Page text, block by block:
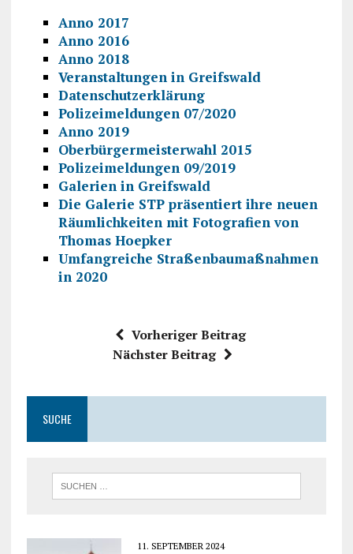
Anno 2017
Anno 2016
Anno 2018
Veranstaltungen in Greifswald
Datenschutzerklärung
Polizeimeldungen 07/2020
Anno 2019
Oberbürgermeisterwahl 2015
Polizeimeldungen 09/2019
Galerien in Greifswald
Die Galerie STP präsentiert ihre neuen
Räumlichkeiten mit Fotografien von
Thomas Hoepker
Umfangreiche Straßenbaumaßnahmen
in 2020
Vorheriger Beitrag
Nächster Beitrag
SUCHE
11. SEPTEMBER 2024